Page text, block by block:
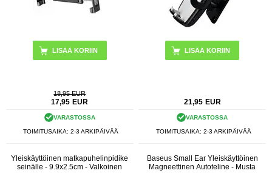
18,95 EUR
17,95 EUR
VARASTOSSA
TOIMITUSAIKA: 2-3 ARKIPÄIVÄÄ
21,95 EUR
VARASTOSSA
TOIMITUSAIKA: 2-3 ARKIPÄIVÄÄ
Yleiskäyttöinen matkapuhelinpidike
seinälle - 9.9x2.5cm - Valkoinen
Baseus Small Ear Yleiskäyttöinen
Magneettinen Autoteline - Musta